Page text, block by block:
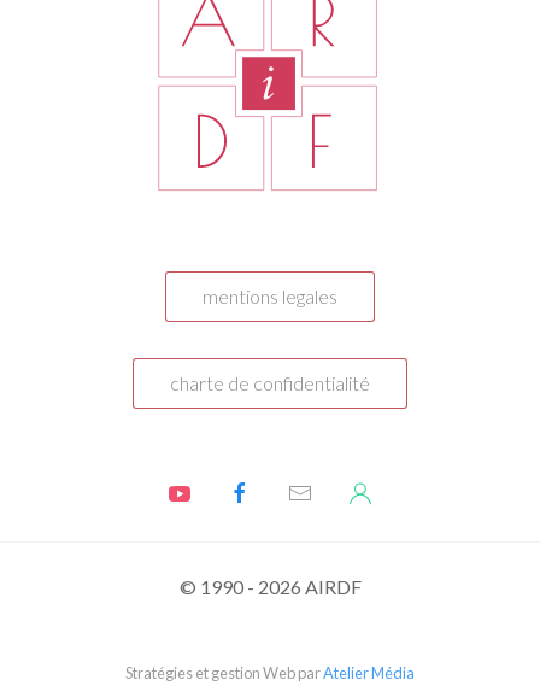
mentions legales
charte de confidentialité
© 1990 - 2026 AIRDF
Stratégies et gestion Web parAtelier Média